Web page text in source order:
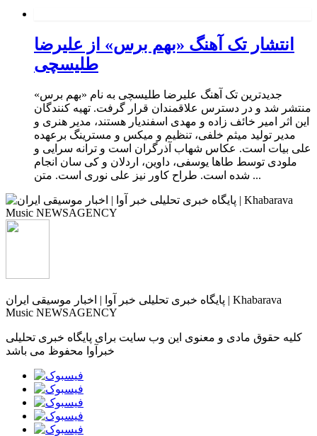
انتشار تک آهنگ «بهم برس» از علیرضا
طلیسچی
جدیدترین تک آهنگ علیرضا طلیسچی به نام «بهم برس»
منتشر شد و در دسترس علاقمندان قرار گرفت. تهیه کنندگان
این اثر امیر خائف زاده و مهدی اسفندیار هستند، مدیر هنری و
مدیر تولید میثم خلفی، تنظیم و میکس و مسترینگ برعهده
علی بیات است. عکاس شهاب آذرگران است و ترانه سرایی و
ملودی توسط طاها یوسفی، داوین، اردلان و کی سان انجام
شده است. طراح کاور نیز علی نوری است. متن ...
پایگاه خبری تحلیلی خبر آوا | اخبار موسیقی ایران | Khabarava
Music NEWSAGENCY
کلیه حقوق مادی و معنوی این وب سایت برای پایگاه خبری تحلیلی
خبرآوا محفوظ می باشد